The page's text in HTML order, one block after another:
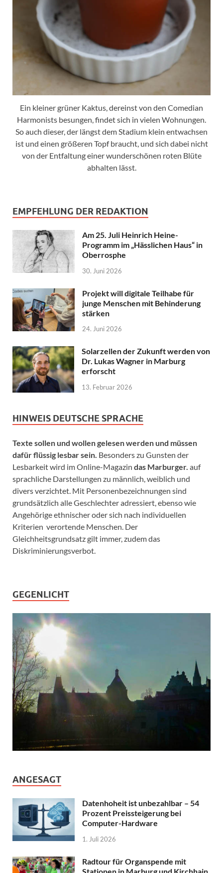
Ein kleiner grüner Kaktus, dereinst von den Comedian
Harmonists besungen, findet sich in vielen Wohnungen.
So auch dieser, der längst dem Stadium klein entwachsen
ist und einen größeren Topf braucht, und sich dabei nicht
von der Entfaltung einer wunderschönen roten Blüte
abhalten lässt.
EMPFEHLUNG DER REDAKTION
Am 25. Juli Heinrich Heine-
Programm im „Hässlichen Haus“ in
Oberrosphe
30. Juni 2026
Projekt will digitale Teilhabe für
junge Menschen mit Behinderung
stärken
24. Juni 2026
Solarzellen der Zukunft werden von
Dr. Lukas Wagner in Marburg
erforscht
13. Februar 2026
HINWEIS DEUTSCHE SPRACHE
Texte sollen und wollen gelesen werden und müssen
dafür flüssig lesbar sein. Besonders zu Gunsten der
Lesbarkeit wird im Online-Magazin das Marburger. auf
sprachliche Darstellungen zu männlich, weiblich und
divers verzichtet. Mit Personenbezeichnungen sind
grundsätzlich alle Geschlechter adressiert, ebenso wie
Angehörige ethnischer oder sich nach individuellen
Kriterien verortende Menschen. Der
Gleichheitsgrundsatz gilt immer, zudem das
Diskriminierungsverbot.
GEGENLICHT
ANGESAGT
Datenhoheit ist unbezahlbar – 54
Prozent Preissteigerung bei
Computer-Hardware
1. Juli 2026
Radtour für Organspende mit
Stationen in Marburg und Kirchhain